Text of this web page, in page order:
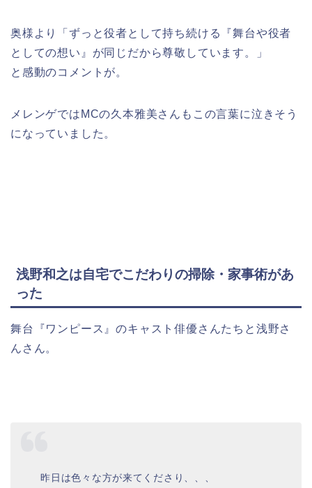
奥様より「ずっと役者として持ち続ける『舞台や役者
としての想い』が同じだから尊敬しています。」
と感動のコメントが。
メレンゲではMCの久本雅美さんもこの言葉に泣きそう
になっていました。
浅野和之は自宅でこだわりの掃除・家事術があ
った
舞台『ワンピース』のキャスト俳優さんたちと浅野さ
んさん。
昨日は色々な方が来てくださり、、、